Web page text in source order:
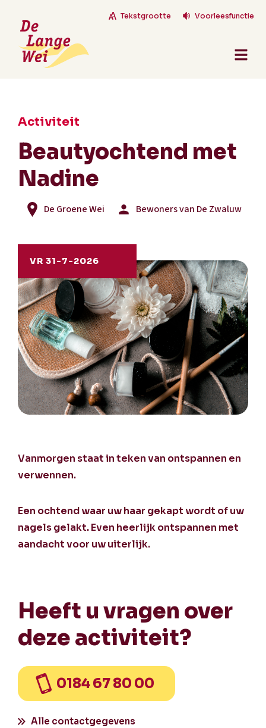
Tekstgrootte Voorleesfunctie
Activiteit
Beautyochtend met
Nadine
De Groene Wei Bewoners van De Zwaluw
VR 31-7-2026
Vanmorgen staat in teken van ontspannen en
verwennen.
Een ochtend waar uw haar gekapt wordt of uw
nagels gelakt. Even heerlijk ontspannen met
aandacht voor uw uiterlijk.
Heeft u vragen over
deze activiteit?
0184 67 80 00
Alle contactgegevens